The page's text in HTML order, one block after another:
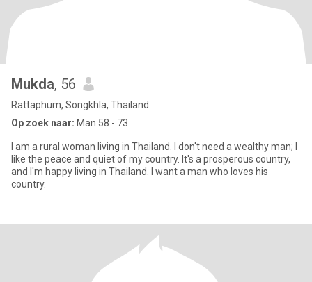
Mukda, 56
Rattaphum, Songkhla, Thailand
Op zoek naar: Man 58 - 73
I am a rural woman living in Thailand. I don't need a wealthy man; I
like the peace and quiet of my country. It's a prosperous country,
and I'm happy living in Thailand. I want a man who loves his
country.